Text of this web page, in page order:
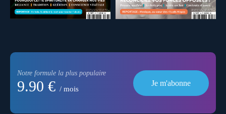
Notre formule la plus populaire
9.90 € / mois
Je m'abonne